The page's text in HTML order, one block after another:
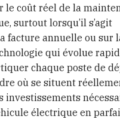
le coût réel de la
surtout lorsqu’il s’agit
facture annuelle ou sur
qui évolue
chaque poste de
où se situent
investissements
électrique en